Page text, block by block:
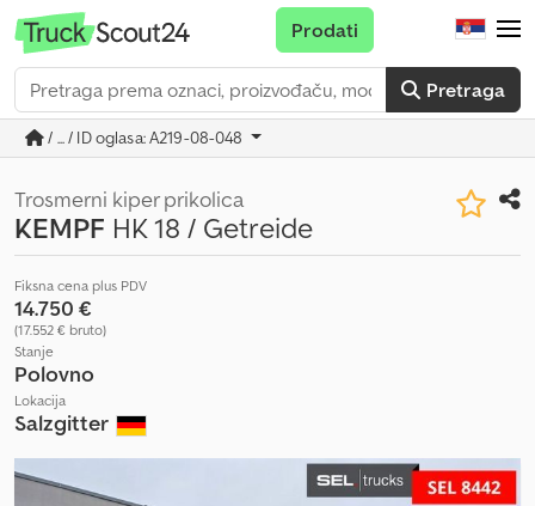
Pretraga
Prodati
/ ... / ID oglasa: A219-08-048
Trosmerni kiper prikolica
KEMPF HK 18 / Getreide
Fiksna cena plus PDV
14.750 €
(17.552 € bruto)
Stanje
Polovno
Lokacija
Salzgitter